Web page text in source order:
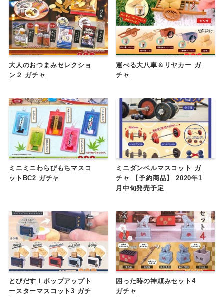
大人のおつまみセレクショ
ン２ ガチャ
運べる大八車＆リヤカー ガ
チャ
ミニミニわらびもちマスコ
ットBC2 ガチャ
ミニダンベルマスコット ガ
チャ 【予約商品】 2020年1
月中旬発売予定
とびだす！ポップアップト
ースターマスコット3 ガチ
困った時の神頼みセット4
ガチャ